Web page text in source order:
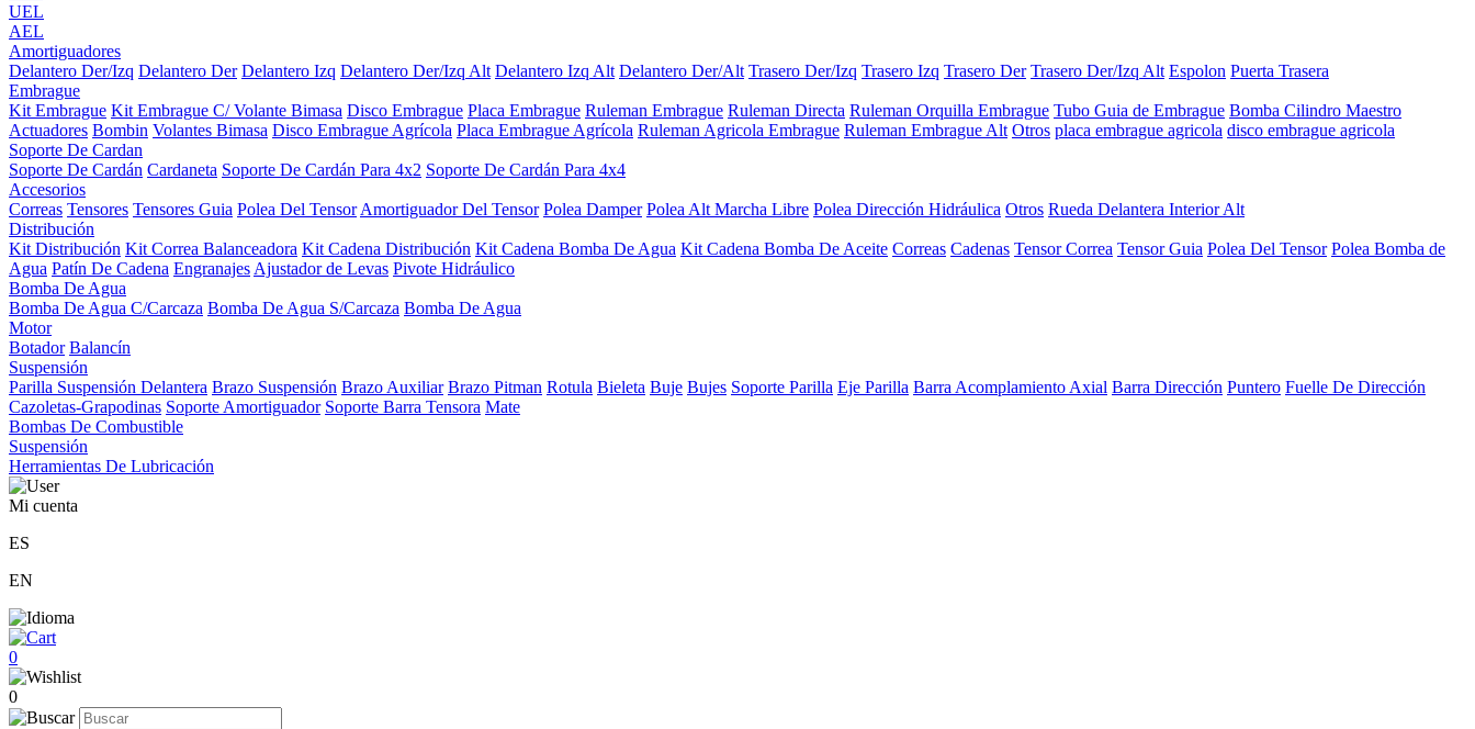
UEL
AEL
Amortiguadores
Delantero Der/Izq Delantero Der Delantero Izq Delantero Der/Izq Alt Delantero Izq Alt Delantero Der/Alt Trasero Der/Izq Trasero Izq Trasero Der Trasero Der/Izq Alt Espolon Puerta Trasera
Embrague
Kit Embrague Kit Embrague C/ Volante Bimasa Disco Embrague Placa Embrague Ruleman Embrague Ruleman Directa Ruleman Orquilla Embrague Tubo Guia de Embrague Bomba Cilindro Maestro
Actuadores Bombin Volantes Bimasa Disco Embrague Agrícola Placa Embrague Agrícola Ruleman Agricola Embrague Ruleman Embrague Alt Otros placa embrague agricola disco embrague agricola
Soporte De Cardan
Soporte De Cardán Cardaneta Soporte De Cardán Para 4x2 Soporte De Cardán Para 4x4
Accesorios
Correas Tensores Tensores Guia Polea Del Tensor Amortiguador Del Tensor Polea Damper Polea Alt Marcha Libre Polea Dirección Hidráulica Otros Rueda Delantera Interior Alt
Distribución
Kit Distribución Kit Correa Balanceadora Kit Cadena Distribución Kit Cadena Bomba De Agua Kit Cadena Bomba De Aceite Correas Cadenas Tensor Correa Tensor Guia Polea Del Tensor Polea Bomba de
Agua Patín De Cadena Engranajes Ajustador de Levas Pivote Hidráulico
Bomba De Agua
Bomba De Agua C/Carcaza Bomba De Agua S/Carcaza Bomba De Agua
Motor
Botador Balancín
Suspensión
Parilla Suspensión Delantera Brazo Suspensión Brazo Auxiliar Brazo Pitman Rotula Bieleta Buje Bujes Soporte Parilla Eje Parilla Barra Acomplamiento Axial Barra Dirección Puntero Fuelle De Dirección
Cazoletas-Grapodinas Soporte Amortiguador Soporte Barra Tensora Mate
Bombas De Combustible
Suspensión
Herramientas De Lubricación
Mi cuenta
ES
EN
0
0